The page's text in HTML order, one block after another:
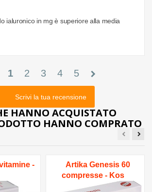
ialuronico in mg è superiore alla media
1 2 3 4 5 chevron_right
Scrivi la tua recensione
HANNO ACQUISTATO
HANNO COMPRATO
-
Artika Genesis 60
compresse - Kos